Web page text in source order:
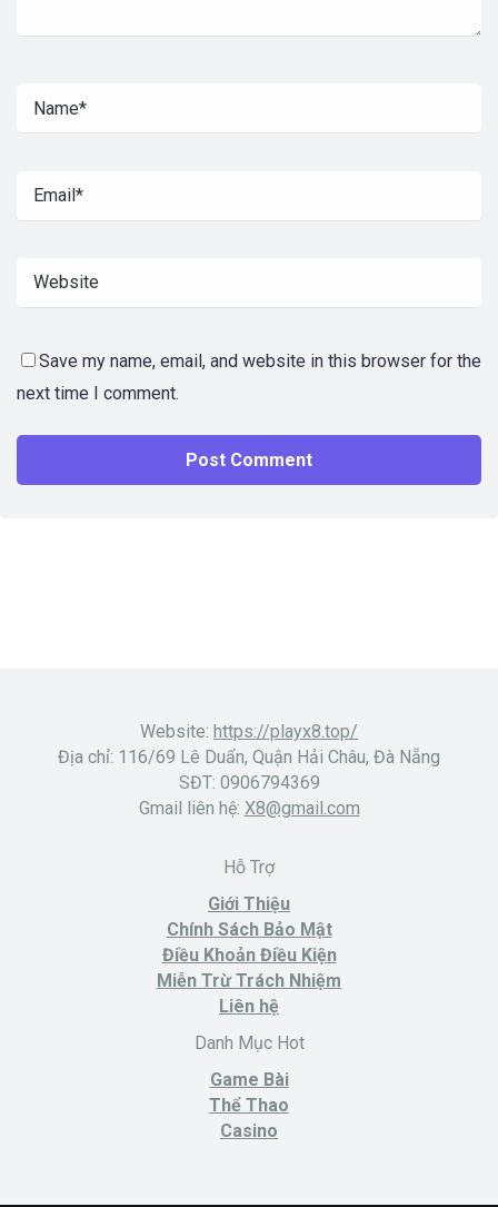
Save my name, email, and website in this browser for the
next time I comment.
Website: https://playx8.top/
Địa chỉ: 116/69 Lê Duẩn, Quận Hải Châu, Đà Nẵng
SĐT: 0906794369
Gmail liên hệ: X8@gmail.com
Hỗ Trợ
Giới Thiệu
Chính Sách Bảo Mật
Điều Khoản Điều Kiện
Miễn Trừ Trách Nhiệm
Liên hệ
Danh Mục Hot
Game Bài
Thể Thao
Casino